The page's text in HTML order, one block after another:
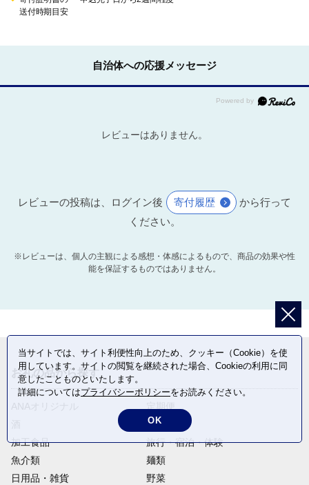
送付時期目安
自治体への応援メッセージ
レビューはありません。
レビューの投稿は、ログイン後 寄付履歴
から行って
ください。
※レビューは、個人の主観による感想・体感によるもので、商品の効果や性
能を保証するものではありません。
お礼の品から探す
肉類
加工食品
旅行・宿泊・体験
魚介類
麺類
日用品・雑貨
野菜
当サイトでは、サイト利便性向上のため、クッキー（Cookie）を使
用しています。サイトの閲覧を継続された場合、Cookieの利用に同
意したことものといたします。
詳細についてはプライバシーポリシーをお読みください。
OK